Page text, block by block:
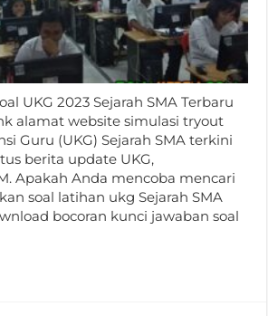
UKG 2023 Sejarah SMA Terbaru
alamat website simulasi tryout
Guru (UKG) Sejarah SMA terkini
berita update UKG,
Apakah Anda mencoba mencari
soal latihan ukg Sejarah SMA
bocoran kunci jawaban soal